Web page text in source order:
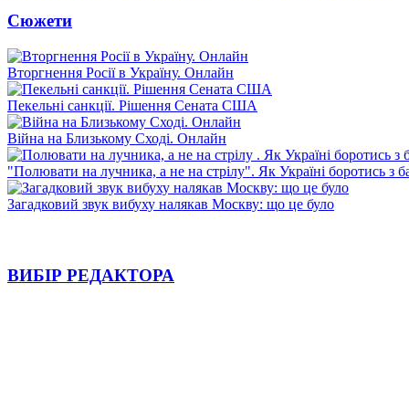
Сюжети
Вторгнення Росії в Україну. Онлайн
Пекельні санкції. Рішення Сената США
Війна на Близькому Сході. Онлайн
"Полювати на лучника, а не на стрілу". Як Україні боротись з
Загадковий звук вибуху налякав Москву: що це було
ВИБІР РЕДАКТОРА